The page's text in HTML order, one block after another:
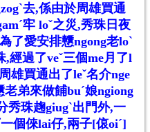
去,係由於周雄買通
牢 loˇ之災,秀珠日夜
了愛安排戇ngong老loˋ
經過了veˇ三個me月了l
雄買通出了leˇ名介nge
弟來做餔buˊ娘ngiong
秀珠趜giugˋ出門外,一
個倈lai仔,兩子[偯oiˊ]